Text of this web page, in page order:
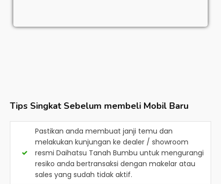
Tips Singkat Sebelum membeli Mobil Baru
Pastikan anda membuat janji temu dan
melakukan kunjungan ke dealer / showroom
resmi Daihatsu Tanah Bumbu untuk mengurangi
resiko anda bertransaksi dengan makelar atau
sales yang sudah tidak aktif.